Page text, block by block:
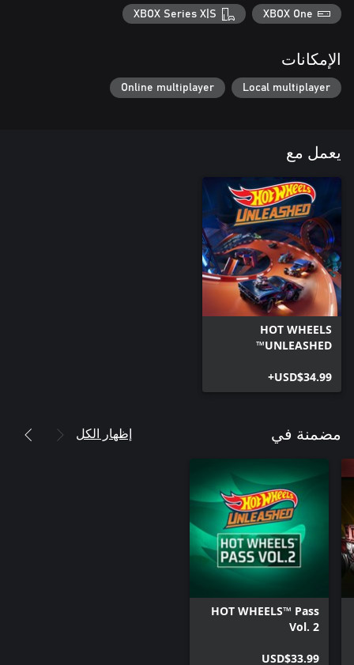
XBOX One
XBOX Series X|S
الإمكانات
Local multiplayer
Online multiplayer
يعمل مع
HOT WHEELS
UNLEASHED™
USD$34.99+
مضمنة في إظهار الكل
HOT WHEELS™ Pass
Vol. 2
USD$33.99